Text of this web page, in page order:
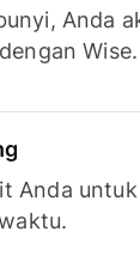
Anda
Wise.
Anda